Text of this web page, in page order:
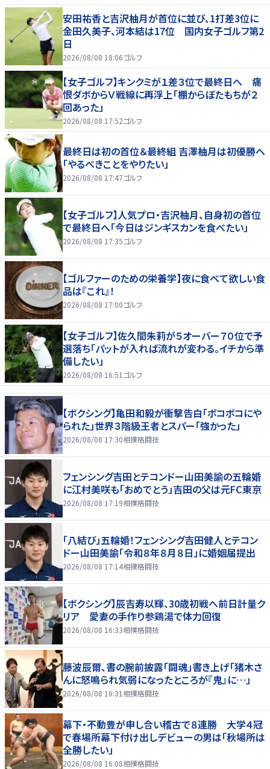
安田祐香と吉沢柚月が首位に並び、1打差3位に
金田久美子、河本結は17位 国内女子ゴルフ第2
日
2026/08/08 18:06ゴルフ
【女子ゴルフ】キンクミが１差３位で最終日へ 痛
恨ダボからＶ戦線に再浮上「棚からぼたもちが２
回あった」
2026/08/08 17:52ゴルフ
最終日は初の首位＆最終組 吉澤柚月は初優勝へ
「やるべきことをやりたい」
2026/08/08 17:47ゴルフ
【女子ゴルフ】人気プロ・吉沢柚月、自身初の首位
で最終日へ「今日はジンギスカンを食べたい」
2026/08/08 17:35ゴルフ
【ゴルファーのための栄養学】夜に食べて欲しい食
品は『これ』！
2026/08/08 17:00ゴルフ
【女子ゴルフ】佐久間朱莉が５オーバー７０位で予
選落ち「パットが入れば流れが変わる。イチから準
備したい」
2026/08/08 16:51 ゴルフ
【ボクシング】亀田和毅が衝撃告白「ボコボコにや
られた」世界３階級王者とスパー「強かった」
2026/08/08 17:30相撲格闘技
フェンシング吉田とテコンドー山田美諭の五輪婚
に江村美咲も「おめでとう」吉田の父は元FC東京
2026/08/08 17:19相撲格闘技
「八結び」五輪婚！フェンシング吉田健人とテコン
ドー山田美諭「令和８年８月８日」に婚姻届提出
2026/08/08 17:14相撲格闘技
【ボクシング】辰吉寿以輝、30歳初戦へ前日計量ク
リア 愛妻の手作り参鶏湯で体力回復
2026/08/08 16:33相撲格闘技
藤波辰爾、書の腕前披露「闘魂」書き上げ「猪木さ
んに怒鳴られ気弱になったところが『鬼』に…」
2026/08/08 16:31 相撲格闘技
幕下・不動豊が申し合い稽古で８連勝 大学４冠
で春場所幕下付け出しデビューの男は「秋場所は
全勝したい」
2026/08/08 16:08相撲格闘技